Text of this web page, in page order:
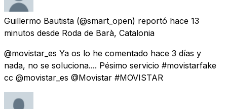
Guillermo Bautista (@smart_open) reportó hace 13
minutos desde Roda de Barà, Catalonia
@movistar_es Ya os lo he comentado hace 3 días y
nada, no se soluciona.... Pésimo servicio #movistarfake
cc @movistar_es @Movistar #MOVISTAR